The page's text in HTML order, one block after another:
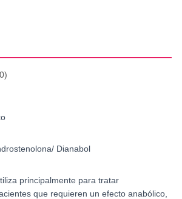
Dianabol
principalmente para tratar
que requieren un efecto anabólico,